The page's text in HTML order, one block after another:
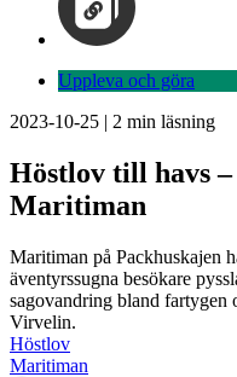
Uppleva och göra
2023-10-25 | 2 min läsning
Höstlov till havs
Maritiman
Maritiman på Packhuskajen
äventyrssugna besökare
sagovandring bland fartygen
Virvelin.
Höstlov
Maritiman